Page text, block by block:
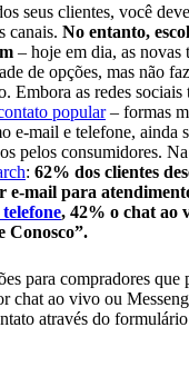
seus clientes, você
canais. No entanto,
– hoje em dia, as novas
de opções, mas não
Embora as redes sociais
popular– formas
e-mail e telefone, ainda
pelos consumidores.
: 62% dos clientes
e-mail para
telefone, 42% o chat ao
Conosco”.
para compradores que
chat ao vivo ou
através do